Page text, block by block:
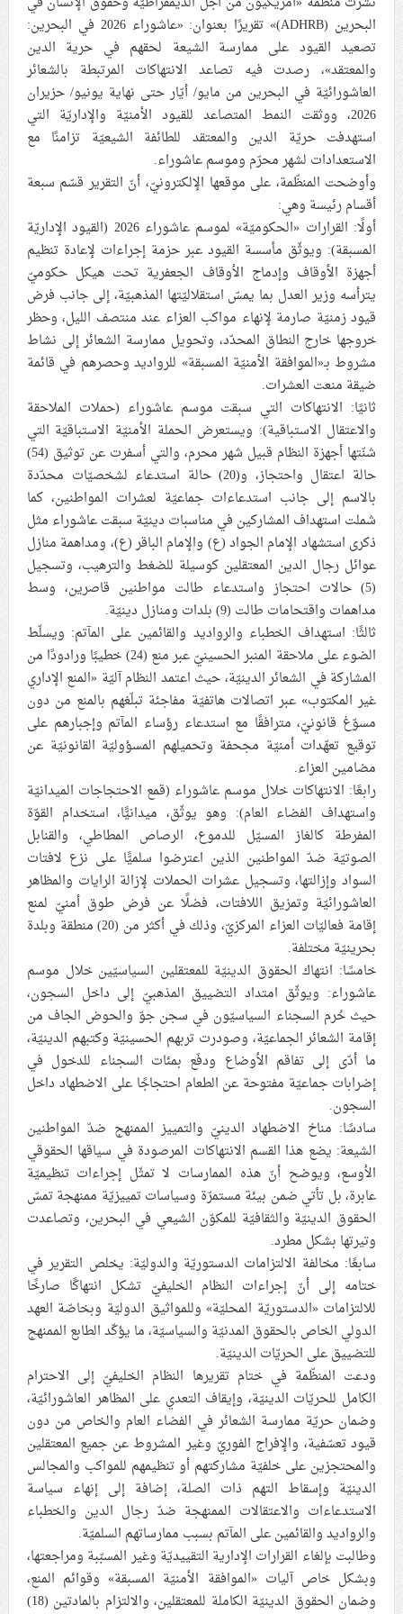
بعد وداعه جثمان الشهيد الخامنئي.. ائتلاف 14 فبراير يؤكّد
مشاركة شعب البحرين في تشييعه
منظّمة «أمريكيّون» تنشر تقريرًا عن تصعيد القيود على
ممارسة شيعة البحرين شعائرهم العاشورائيّة
البحرين (ADHRB)» تقريرًا بعنوان: «عاشوراء 2026 في البحرين:
تصعيد القيود على ممارسة الشيعة لحقهم في حرية الدين
والمعتقد»، رصدت فيه تصاعد الانتهاكات المرتبطة بالشعائر
العاشورائيّة في البحرين من مايو/ أيّار حتى نهاية يونيو/ حزيران
2026، ووثقت النمط المتصاعد للقيود الأمنيّة والإداريّة التي
استهدفت حريّة الدين والمعتقد للطائفة الشيعيّة تزامنًا مع
الاستعدادات لشهر محرّم وموسم عاشوراء.
وأوضحت المنظّمة، على موقعها الإلكترونيّ، أنّ التقرير قسّم سبعة
أقسام رئيسة وهي:
أولًا: القرارات «الحكوميّة» لموسم عاشوراء 2026 (القيود الإداريّة
المسبقة): ويوثّق مأسسة القيود عبر حزمة إجراءات لإعادة تنظيم
أجهزة الأوقاف وإدماج الأوقاف الجعفرية تحت هيكل حكوميّ
يترأسه وزير العدل بما يمسّ استقلاليّتها المذهبيّة، إلى جانب فرض
قيود زمنيّة صارمة لإنهاء مواكب العزاء عند منتصف الليل، وحظر
خروجها خارج النطاق المحدّد، وتحويل ممارسة الشعائر إلى نشاط
مشروط بـ«الموافقة الأمنيّة المسبقة» للرواديد وحصرهم في قائمة
ضيقة منعت العشرات.
ثانيًا: الانتهاكات التي سبقت موسم عاشوراء (حملات الملاحقة
والاعتقال الاستباقية): ويستعرض الحملة الأمنيّة الاستباقيّة التي
شنّتها أجهزة النظام قبيل شهر محرم، والتي أسفرت عن توثيق (54)
حالة اعتقال واحتجاز، و(20) حالة استدعاء لشخصيّات محدّدة
بالاسم إلى جانب استدعاءات جماعيّة لعشرات المواطنين، كما
شملت استهداف المشاركين في مناسبات دينيّة سبقت عاشوراء مثل
ذكرى استشهاد الإمام الجواد (ع) والإمام الباقر (ع)، ومداهمة منازل
عوائل رجال الدين المعتقلين كوسيلة للضغط والترهيب، وتسجيل
(5) حالات احتجاز واستدعاء طالت مواطنين قاصرين، وسط
مداهمات واقتحامات طالت (9) بلدات ومنازل دينيّة.
ثالثًا: استهداف الخطباء والرواديد والقائمين على المآتم: ويسلّط
الضوء على ملاحقة المنبر الحسينيّ عبر منع (24) خطيبًا ورادودًا من
المشاركة في الشعائر الدينيّة، حيث اعتمد النظام آليّة «المنع الإداري
غير المكتوب» عبر اتصالات هاتفيّة مفاجئة تبلّغهم بالمنع من دون
مسوّغ قانونيّ، مترافقًا مع استدعاء رؤساء المآتم وإجبارهم على
توقيع تعهّدات أمنيّة مجحفة وتحميلهم المسؤوليّة القانونيّة عن
مضامين العزاء.
رابعًا: الانتهاكات خلال موسم عاشوراء (قمع الاحتجاجات الميدانيّة
واستهداف الفضاء العام): وهو يوثّق، ميدانيًّا، استخدام القوّة
المفرطة كالغاز المسيّل للدموع، الرصاص المطاطي، والقنابل
الصوتيّة ضدّ المواطنين الذين اعترضوا سلميًّا على نزع لافتات
السواد وإزالتها، وتسجيل عشرات الحملات لإزالة الرايات والمظاهر
العاشورائيّة وتمزيق اللافتات، فضلًا عن فرض طوق أمنيّ لمنع
إقامة فعاليّات العزاء المركزيّ، وذلك في أكثر من (20) منطقة وبلدة
بحرينيّة مختلفة.
خامسًا: انتهاك الحقوق الدينيّة للمعتقلين السياسيّين خلال موسم
عاشوراء: ويوثّق امتداد التضييق المذهبيّ إلى داخل السجون،
حيث حُرم السجناء السياسيّون في سجن جوّ والحوض الجاف من
إقامة الشعائر الجماعيّة، وصودرت تربهم الحسينيّة وكتبهم الدينيّة،
ما أدّى إلى تفاقم الأوضاع ودفَع بمئات السجناء للدخول في
إضرابات جماعيّة مفتوحة عن الطعام احتجاجًا على الاضطهاد داخل
السجون.
سادسًا: مناخ الاضطهاد الدينيّ والتمييز الممنهج ضدّ المواطنين
الشيعة: يضع هذا القسم الانتهاكات المرصودة في سياقها الحقوقي
الأوسع، ويوضح أنّ هذه الممارسات لا تمثّل إجراءات تنظيميّة
عابرة، بل تأتي ضمن بيئة مستمرّة وسياسات تمييزيّة ممنهجة تمسّ
الحقوق الدينيّة والثقافيّة للمكوّن الشيعي في البحرين، وتصاعدت
وتيرتها بشكل مطرد.
سابعًا: مخالفة الالتزامات الدستوريّة والدوليّة: يخلص التقرير في
ختامه إلى أنّ إجراءات النظام الخليفيّ تشكل انتهاكًا صارخًا
للالتزامات «الدستوريّة المحليّة» وللمواثيق الدوليّة وبخاصّة العهد
الدولي الخاص بالحقوق المدنيّة والسياسيّة، ما يؤكّد الطابع الممنهج
للتضييق على الحريّات الدينيّة.
ودعت المنظّمة في ختام تقريرها النظام الخليفيّ إلى الاحترام
الكامل للحريّات الدينيّة، وإيقاف التعدي على المظاهر العاشورائيّة،
وضمان حريّة ممارسة الشعائر في الفضاء العام والخاص من دون
قيود تعسّفية، والإفراج الفوريّ وغير المشروط عن جميع المعتقلين
والمحتجزين على خلفيّة مشاركتهم أو تنظيمهم للمواكب والمجالس
الدينيّة وإسقاط التهم ذات الصلة، إضافة إلى إنهاء سياسة
الاستدعاءات والاعتقالات الممنهجة ضدّ رجال الدين والخطباء
والرواديد والقائمين على المآتم بسبب ممارساتهم السلميّة.
وطالبت بإلغاء القرارات الإدارية التقييديّة وغير المسبّبة ومراجعتها،
وبشكل خاص آليات «الموافقة الأمنيّة المسبقة» وقوائم المنع،
وضمان الحقوق الدينيّة الكاملة للمعتقلين، والالتزام بالمادتين (18)